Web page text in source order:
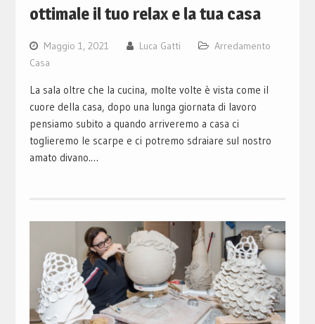
ottimale il tuo relax e la tua casa
Maggio 1, 2021 Luca Gatti
Arredamento
Casa
La sala oltre che la cucina, molte volte è vista come il
cuore della casa, dopo una lunga giornata di lavoro
pensiamo subito a quando arriveremo a casa ci
toglieremo le scarpe e ci potremo sdraiare sul nostro
amato divano.…